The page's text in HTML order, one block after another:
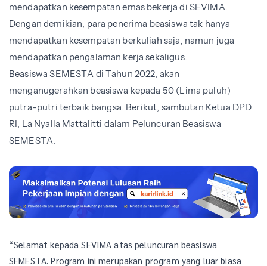
mendapatkan kesempatan emas bekerja di SEVIMA.
Dengan demikian, para penerima beasiswa tak hanya
mendapatkan kesempatan berkuliah saja, namun juga
mendapatkan pengalaman kerja sekaligus.
Beasiswa SEMESTA di Tahun 2022, akan
menganugerahkan beasiswa kepada 50 (Lima puluh)
putra-putri terbaik bangsa. Berikut, sambutan Ketua DPD
RI, La Nyalla Mattalitti dalam Peluncuran Beasiswa
SEMESTA.
“Selamat kepada SEVIMA atas peluncuran beasiswa
SEMESTA. Program ini merupakan program yang luar biasa